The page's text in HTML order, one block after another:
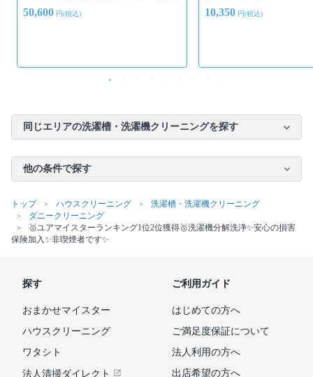
50,600 円(税込) 10,350 円(税込)
同じエリアの洗濯槽・洗濯機クリーニングを探す
他の条件で探す
トップ ハウスクリーニング
洗濯槽・洗濯機クリーニング
ダニークリーニング
🥇ユアマイスターランキング1位2位獲得🥇洗濯機分解洗浄✨安心の損害
保険加入✨非喫煙者です✨
探す
おまかせマイスター
ハウスクリーニング
ワタシト
法人清掃ダイレクト
ご利用ガイド
はじめての方へ
ご満足度保証について
法人利用の方へ
出店希望の方へ